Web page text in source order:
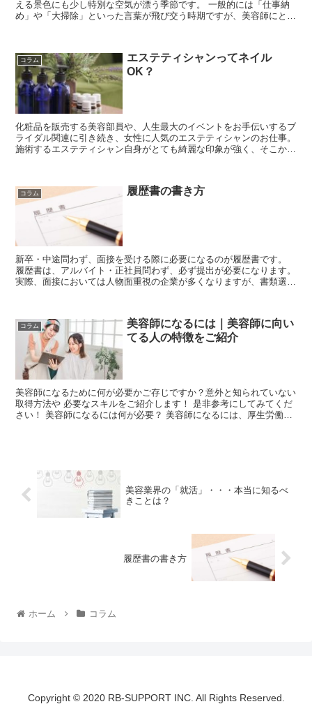
える景色にも少し特別な空気が漂う季節です。 一般的には「仕事納
め」や「大掃除」といった言葉が飛び交う時期ですが、美容師にとっ
コラム
エステティシャンってネイル
OK？
化粧品を販売する美容部員や、人生最大のイベントをお手伝いするブ
ライダル関連に引き続き、女性に人気のエステティシャンのお仕事。
施術するエステティシャン自身がとても綺麗な印象が強く、そこから
コラム 履歴書の書き方
新卒・中途問わず、面接を受ける際に必要になるのが履歴書です。
履歴書は、アルバイト・正社員問わず、必ず提出が必要になります。
実際、面接においては人物面重視の企業が多くなりますが、書類選考
コラム
美容師になるには｜美容師に向い
てる人の特徴をご紹介
美容師になるために何が必要かご存じですか？意外と知られていない
取得方法や 必要なスキルをご紹介します！ 是非参考にしてみてくだ
さい！ 美容師になるには何が必要？ 美容師になるには、厚生労働大
美容業界の「就活」・・・本当に知るべ
きことは？
履歴書の書き方
ホーム コラム
Copyright © 2020 RB-SUPPORT INC. All Rights Reserved.